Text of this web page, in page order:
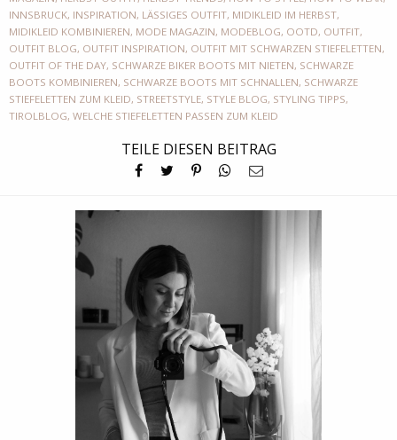
INNSBRUCK, INSPIRATION, LÄSSIGES OUTFIT, MIDIKLEID IM HERBST,
MIDIKLEID KOMBINIEREN, MODE MAGAZIN, MODEBLOG, OOTD, OUTFIT,
OUTFIT BLOG, OUTFIT INSPIRATION, OUTFIT MIT SCHWARZEN STIEFELETTEN,
OUTFIT OF THE DAY, SCHWARZE BIKER BOOTS MIT NIETEN, SCHWARZE
BOOTS KOMBINIEREN, SCHWARZE BOOTS MIT SCHNALLEN, SCHWARZE
STIEFELETTEN ZUM KLEID, STREETSTYLE, STYLE BLOG, STYLING TIPPS,
TIROLBLOG, WELCHE STIEFELETTEN PASSEN ZUM KLEID
TEILE DIESEN BEITRAG